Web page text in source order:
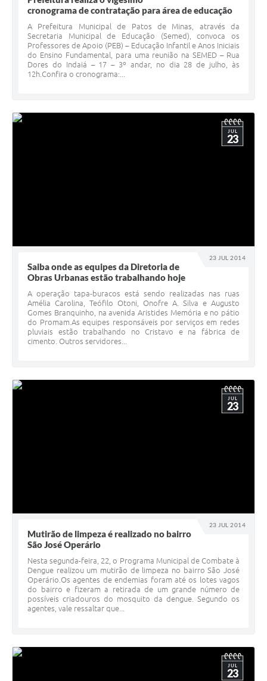
cronograma de contratação para área de educação
A Prefeitura Municipal de Patos de Minas, através da
Secretaria Municipal de Educação (Semed), convoca os
Professores de Apoio (PEB) – Educação Infantil e Anos Iniciais
do Ensino Fundamental, para uma reunião na SEMED – Rua
Dores do Indaiá – 17 – 3º andar, no dia 28 de julho, às
12h.Confira o cronograma:...
23 JUL 2014
JUL
23
Saiba onde as equipes da Diretoria de
Obras Urbanas estão trabalhando hoje
A operação tapa-buracos está sendo realizadas nas ruas
Amélia Carolina, Teófilo Otoni, Onofre A. Silva e Augusto
Gomes Branquinho, na avenida Aristides Memória e no pátio
do Promam.As equipes responsáveis por serviços em redes
pluviais estão trabalhando no Cristavo e na fábrica de
cimento. Outros servidores...
23 JUL 2014
JUL
23
Mutirão de limpeza é realizado no bairro
São José Operário
Nesta segunda-feira, 22, o Programa Municipal de Combate à
Dengue realizou um mutirão de limpeza no bairro São José
Operário.Os agentes de endemias foram até os lotes vagos
do bairro e fizeram a retirada de um grande número de
possíveis criadouros do mosquito da dengue. Segundo os
agentes, vale ressaltar que...
JUL
23